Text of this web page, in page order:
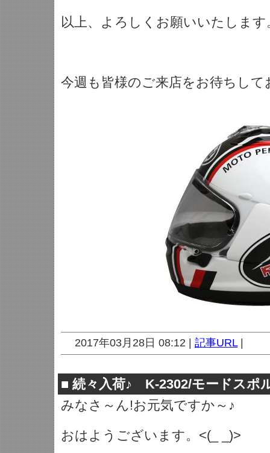
以上、よろしくお願いいたします
今週も皆様のご来店をお待ちして
2017年03月28日 08:12 | 記事URL|
■ 続々入荷♪ K-2302/モードスポ
みなさ～ん!お元気ですか～♪
おはようございます。<(_ _)>